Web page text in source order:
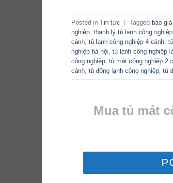
Posted in Tin tức | Tagged báo
nghiệp thanh lý tủ lạnh công nghiệp
cánh tủ lạnh công nghiệp 4 cánh
nghiệp hà nội tủ lạnh công nghiệp
công nghiệp tủ mát công nghiệp 2
cánh tủ đông lạnh công nghiệp tủ
Mua tủ mát